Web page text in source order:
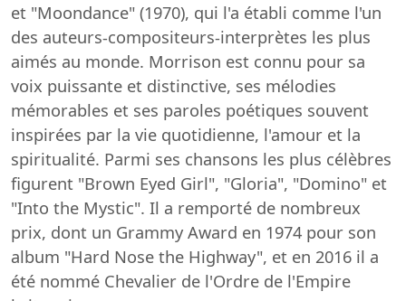
et "Moondance" (1970), qui l'a établi comme l'un
des auteurs-compositeurs-interprètes les plus
aimés au monde. Morrison est connu pour sa
voix puissante et distinctive, ses mélodies
mémorables et ses paroles poétiques souvent
inspirées par la vie quotidienne, l'amour et la
spiritualité. Parmi ses chansons les plus célèbres
figurent "Brown Eyed Girl", "Gloria", "Domino" et
"Into the Mystic". Il a remporté de nombreux
prix, dont un Grammy Award en 1974 pour son
album "Hard Nose the Highway", et en 2016 il a
été nommé Chevalier de l'Ordre de l'Empire